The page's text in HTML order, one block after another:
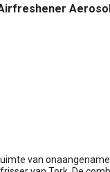
van